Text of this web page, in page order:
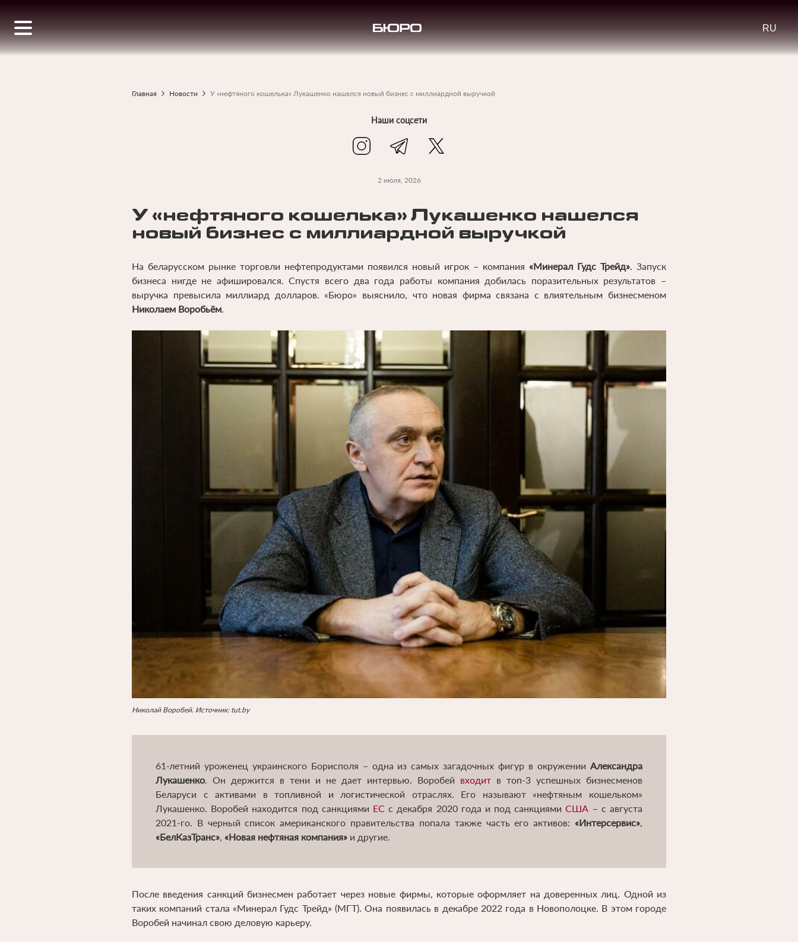
основному
содержанию
Select
your
Строка
Главная Новости У «нефтяного кошелька» Лукашенко нашелся новый бизнес с миллиардной выручкой
Наши соцсети
2 июля, 2026
У «нефтяного кошелька» Лукашенко нашелся
новый бизнес с миллиардной выручкой
На беларусском рынке торговли нефтепродуктами появился новый игрок – компания «Минерал Гудс Трейд». Запуск
бизнеса нигде не афишировался. Спустя всего два года работы компания добилась поразительных результатов –
выручка превысила миллиард долларов. «Бюро» выяснило, что новая фирма связана с влиятельным бизнесменом
Николаем Воробьём.
Николай Воробей. Источник: tut.by
61-летний уроженец украинского Борисполя – одна из самых загадочных фигур в окружении Александра
Лукашенко. Он держится в тени и не дает интервью. Воробей входит в топ-3 успешных бизнесменов
Беларуси с активами в топливной и логистической отраслях. Его называют «нефтяным кошельком»
Лукашенко. Воробей находится под санкциями ЕСс декабря 2020 года и под санкциямиСША – с августа
2021-го. В черный список американского правительства попала также часть его активов: «Интерсервис»,
«БелКазТранс», «Новая нефтяная компания» и другие.
После введения санкций бизнесмен работает через новые фирмы, которые оформляет на доверенных лиц. Одной из
таких компаний стала «Минерал Гудс Трейд» (МГТ). Она появилась в декабре 2022 года в Новополоцке. В этом городе
Воробей начинал свою деловую карьеру.